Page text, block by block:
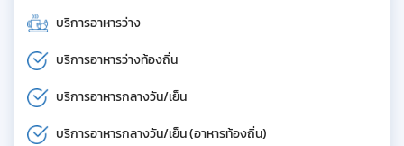
บริการอาหารว่าง
บริการอาหารว่างท้องถิ่น
บริการอาหารกลางวัน/เย็น
บริการอาหารกลางวัน/เย็น (อาหารท้องถิ่น)